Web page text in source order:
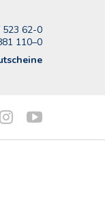
523 62-0
110–0